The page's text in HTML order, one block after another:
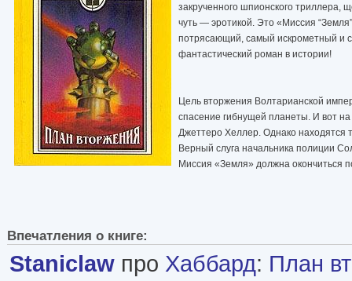
закрученного шпионского триллера,
чуть — эротикой. Это «Миссия
потрясающий, самый искрометный и
фантастический роман в истории!
Цель вторжения Волтарианской
спасение гибнущей планеты. И вот
Джеттеро Хеллер. Однако находятся
Верный слуга начальника полиции
Миссия «Земля» должна окончиться
Впечатления о книге:
Staniclaw про Хаббард: План